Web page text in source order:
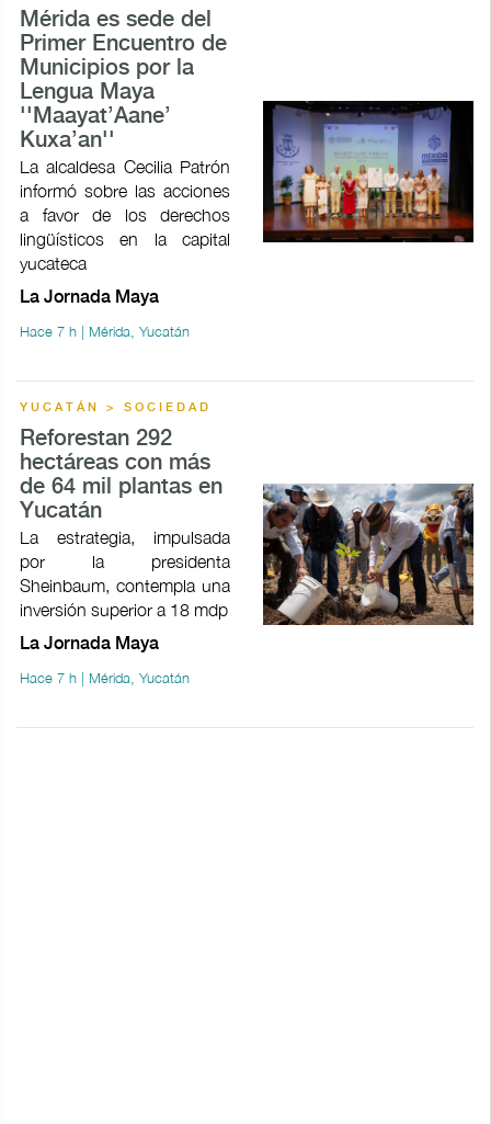
Mérida es sede del
Primer Encuentro de
Municipios por la
Lengua Maya
''Maayat’Aane’
Kuxa’an''
La alcaldesa Cecilia Patrón
informó sobre las acciones
a favor de los derechos
lingüísticos en la capital
yucateca
La Jornada Maya
Hace 7 h | Mérida, Yucatán
YUCATÁN > SOCIEDAD
Reforestan 292
hectáreas con más
de 64 mil plantas en
Yucatán
La estrategia, impulsada
por la presidenta
Sheinbaum, contempla una
inversión superior a 18 mdp
La Jornada Maya
Hace 7 h | Mérida, Yucatán